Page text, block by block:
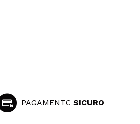
PAGAMENTO SICURO